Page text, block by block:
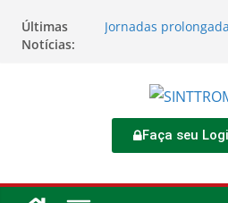
Últimas
Notícias:
Jornadas
Rodoviários se
Sinttromar garante
corrige direitos de
Transcocamar
dos trabalhadores
Faça seu